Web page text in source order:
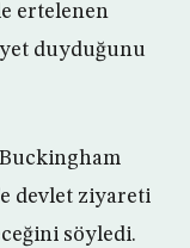
ertelenen
duyduğunu
devlet ziyareti
söyledi.